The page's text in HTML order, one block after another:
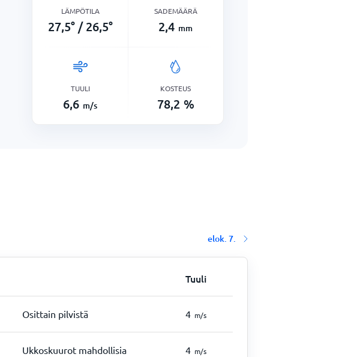
LÄMPÖTILA
27,5° / 26,5°
SADEMÄÄRÄ
2,4 mm
TUULI
6,6 m/s
KOSTEUS
78,2 %
elok. 7.
Tuuli
Osittain pilvistä 4 m/s
Ukkoskuurot mahdollisia 4 m/s